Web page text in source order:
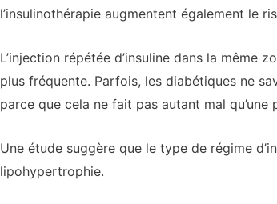
l’insulinothérapie augmentent également le
L’injection répétée d’insuline dans la même
plus fréquente. Parfois, les diabétiques ne
parce que cela ne fait pas autant mal qu’une
Une étude suggère que le type de régime
lipohypertrophie.